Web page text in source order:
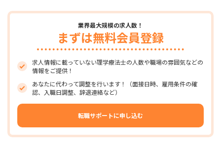
業界最大規模の求人数！
まずは無料会員登録
求人情報に載っていない理学療法士の人数や職場の雰囲気などの
情報をご提供！
あなたに代わって調整を行います！（面接日時、雇用条件の確
認、入職日調整、辞退連絡など）
転職サポートに申し込む